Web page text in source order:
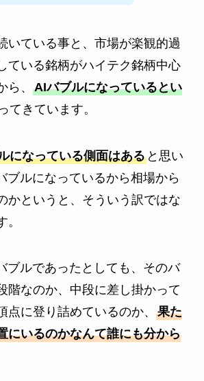
いている事と、市場が楽観的過
ている銘柄がハイテク銘柄中心
ら、 AIバブルになっているとい
てきています。
になっている側面はあると思い
ブルになっているから相場から
かというと、そういう訳ではな
ブルであったとしても、そのバ
階なのか、中段に差し掛かって
点に登り詰めているのか、 果た
にいるのかなんて誰にも分から